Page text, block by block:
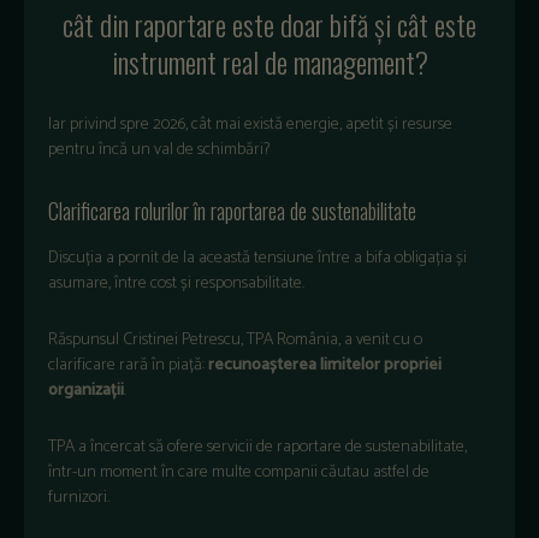
cât din raportare este doar bifă și cât este
instrument real de management?
Iar privind spre 2026, cât mai există energie, apetit și resurse
pentruîncă un val de schimbări?
Clarificarea rolurilorîn raportarea de sustenabilitate
Discuția a pornit de la această tensiuneîntre a bifa obligațiași
asumare,între costși responsabilitate.
Răspunsul Cristinei Petrescu, TPA România, a venit cu o
clarificare rarăîn piață:recunoașterea limitelor propriei
organizații.
TPA aîncercat să ofere servicii de raportare de sustenabilitate,
într-un moment în care multe companii căutau astfel de
furnizori.